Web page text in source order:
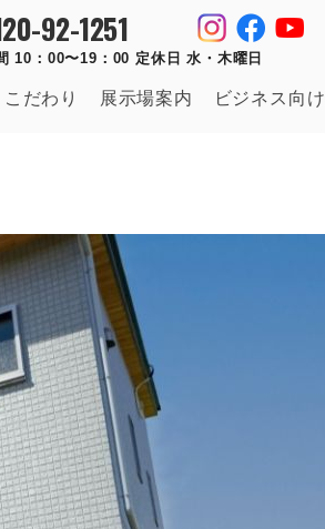
92-1251
10：00〜19：00 定休日 水・木曜日
こだわり 展示場案内 ビジネス向け